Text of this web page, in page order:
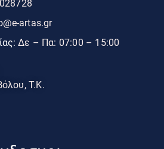
artas.gr
Δε – Πα: 07:00 – 15:00
Τ.Κ.